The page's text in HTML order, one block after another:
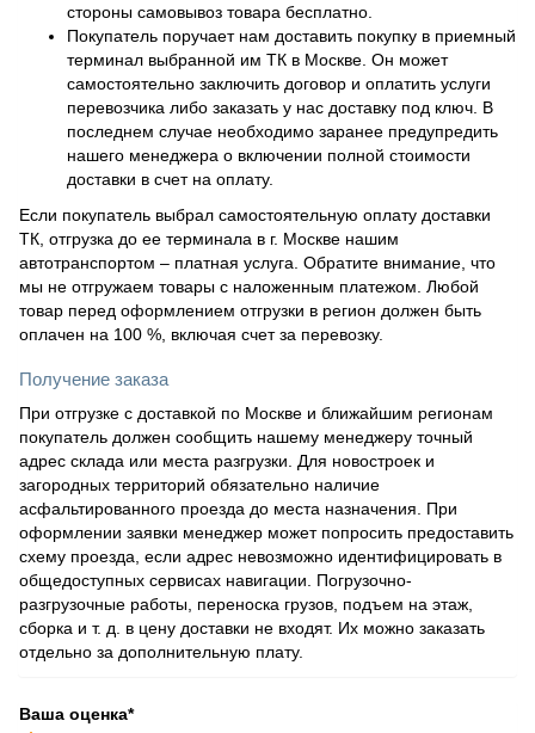
стороны самовывоз товара бесплатно.
Покупатель поручает нам доставить покупку в приемный
терминал выбранной им ТК в Москве. Он может
самостоятельно заключить договор и оплатить услуги
перевозчика либо заказать у нас доставку под ключ. В
последнем случае необходимо заранее предупредить
нашего менеджера о включении полной стоимости
доставки в счет на оплату.
Если покупатель выбрал самостоятельную оплату доставки
ТК, отгрузка до ее терминала в г. Москве нашим
автотранспортом – платная услуга. Обратите внимание, что
мы не отгружаем товары с наложенным платежом. Любой
товар перед оформлением отгрузки в регион должен быть
оплачен на 100 %, включая счет за перевозку.
Получение заказа
При отгрузке с доставкой по Москве и ближайшим регионам
покупатель должен сообщить нашему менеджеру точный
адрес склада или места разгрузки. Для новостроек и
загородных территорий обязательно наличие
асфальтированного проезда до места назначения. При
оформлении заявки менеджер может попросить предоставить
схему проезда, если адрес невозможно идентифицировать в
общедоступных сервисах навигации. Погрузочно-
разгрузочные работы, переноска грузов, подъем на этаж,
сборка и т. д. в цену доставки не входят. Их можно заказать
отдельно за дополнительную плату.
Ваша оценка*